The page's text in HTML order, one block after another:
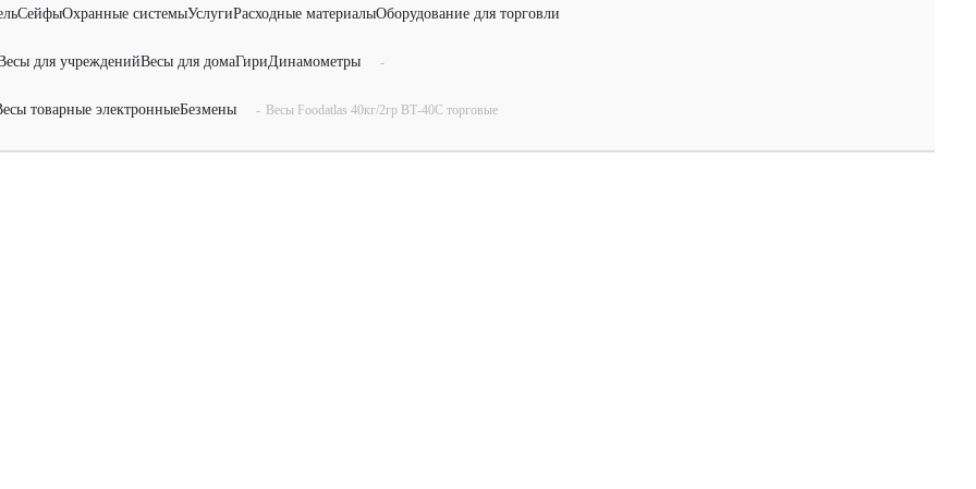
СейфыОхранные системыУслугиРасходные материалыОборудование для торговли
для учрежденийВесы для домаГириДинамометры
-
товарные электронныеБезмены - Весы Foodatlas 40кг/2гр ВТ-40С торговые